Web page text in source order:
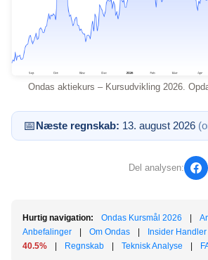
Ondas aktiekurs – Kursudvikling 2026.
📅Næste regnskab: 13. august 2026
Del analysen:
Hurtig navigation: Ondas Kursmål 2026
Anbefalinger
Om Ondas Insider Handler
40.5%
Regnskab Teknisk Analyse